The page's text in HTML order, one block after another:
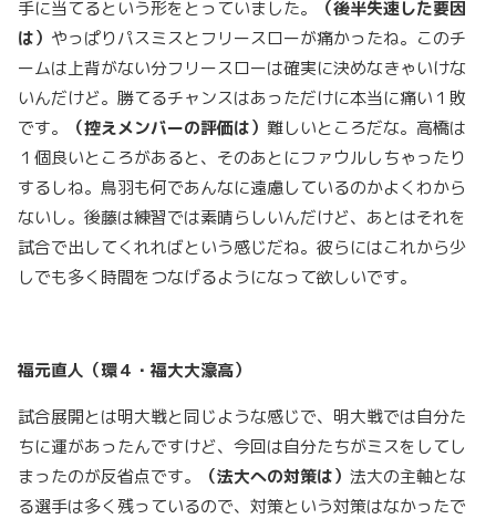
手に当てるという形をとっていました。
（後半失速した要因
は） やっぱりパスミスとフリースローが痛かったね。このチ
ームは上背がない分フリースローは確実に決めなきゃいけな
いんだけど。勝てるチャンスはあっただけに本当に痛い１敗
です。
（控えメンバーの評価は） 難しいところだな。高橋は
１個良いところがあると、そのあとにファウルしちゃったり
するしね。鳥羽も何であんなに遠慮しているのかよくわから
ないし。後藤は練習では素晴らしいんだけど、あとはそれを
試合で出してくれればという感じだね。彼らにはこれから少
しでも多く時間をつなげるようになって欲しいです。
福元直人（環４・福大大濠高）
試合展開とは明大戦と同じような感じで、明大戦では自分た
ちに運があったんですけど、今回は自分たちがミスをしてし
まったのが反省点です。
（法大への対策は） 法大の主軸とな
る選手は多く残っているので、対策という対策はなかったで